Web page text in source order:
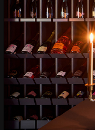
Над 1300 вина от цял
свят
Бърза доставка за
цялата страна